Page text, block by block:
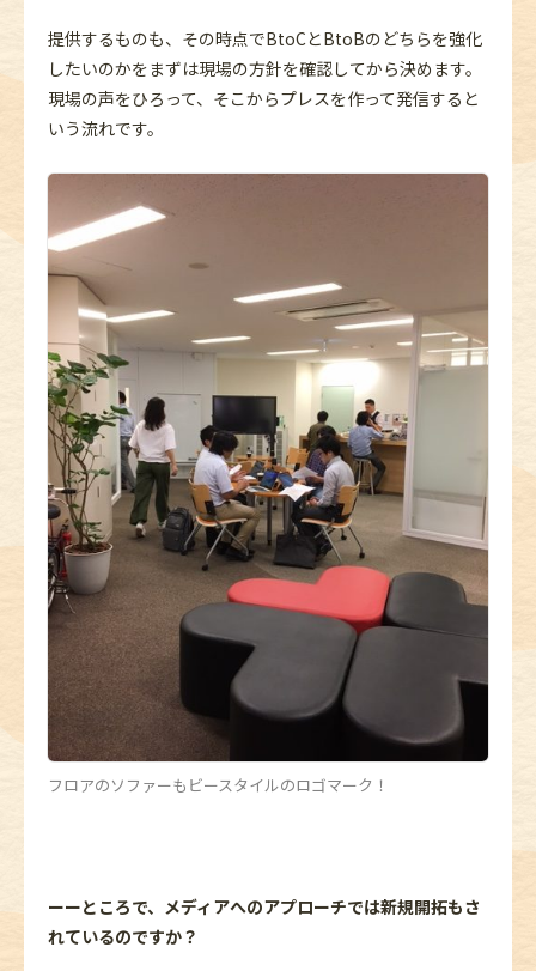
提供するものも、その時点でBtoCとBtoBのどちらを強化
したいのかをまずは現場の方針を確認してから決めます。
現場の声をひろって、そこからプレスを作って発信すると
いう流れです。
フロアのソファーもビースタイルのロゴマーク！
ーーところで、メディアへのアプローチでは新規開拓もさ
れているのですか？